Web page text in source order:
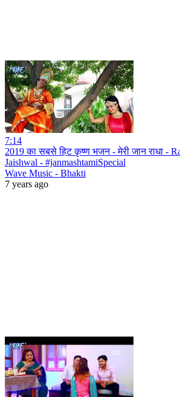
7:14
2019 का सबसे हिट कृष्ण भजन - मेरी जान राधा -
Jaishwal - #janmashtamiSpecial
Wave Music - Bhakti
7 years ago